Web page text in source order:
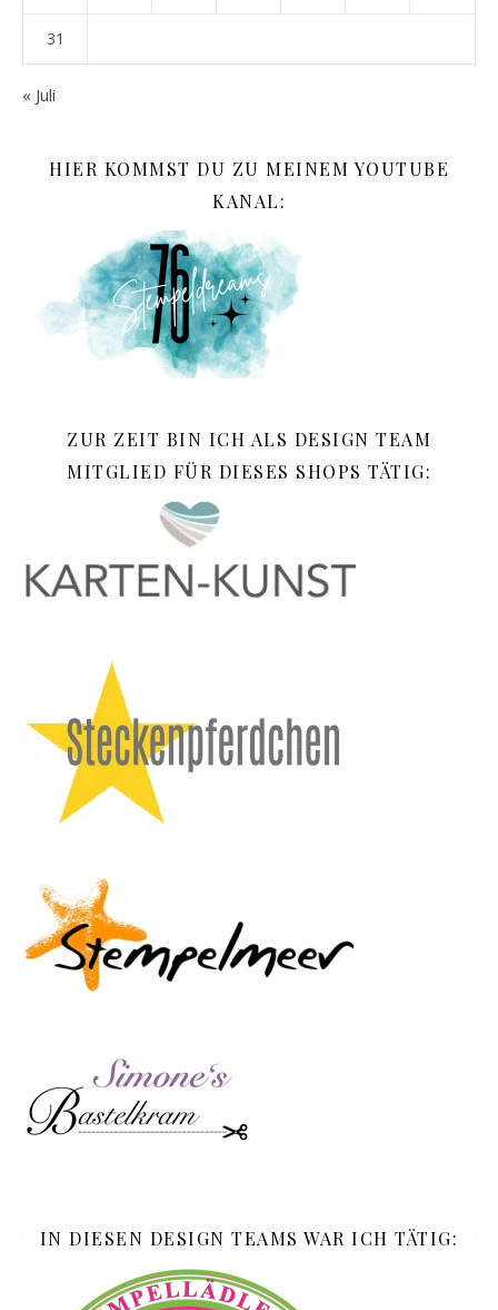
31
« Juli
HIER KOMMST DU ZU MEINEM YOUTUBE
KANAL:
ZUR ZEIT BIN ICH ALS DESIGN TEAM
MITGLIED FÜR DIESES SHOPS TÄTIG:
IN DIESEN DESIGN TEAMS WAR ICH TÄTIG: